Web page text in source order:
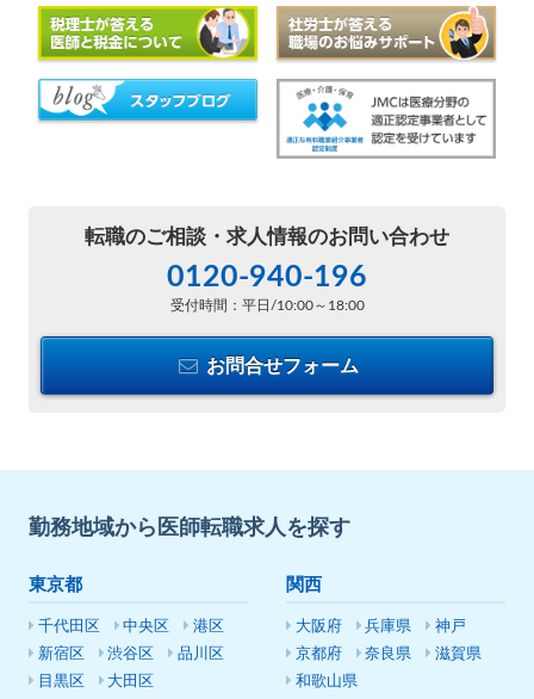
転職のご相談・ 求人情報のお問い合わせ
0120-940-196
受付時間：平日/10:00～18:00
お問合せフォーム
勤務地域から医師転職求人を探す
東京都
千代田区 中央区
港区
新宿区
渋谷区
品川区
目黒区
大田区
関西
大阪府 兵庫県
神戸
京都府
奈良県
滋賀県
和歌山県